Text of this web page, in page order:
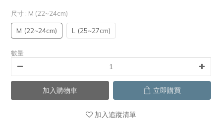
尺寸 : M (22~24cm)
M (22~24cm) L (25~27cm)
數量
加入購物車 立即購買
加入追蹤清單